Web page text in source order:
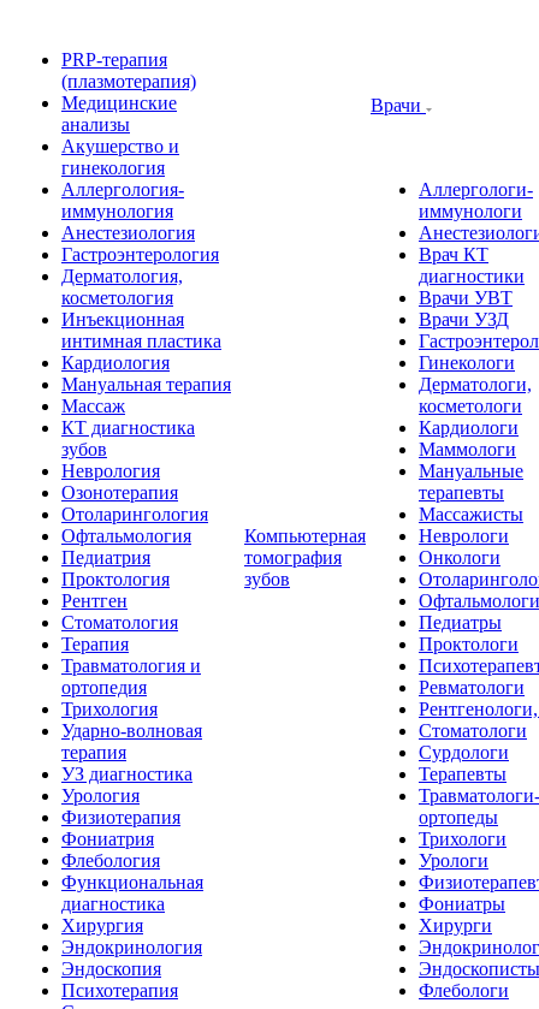
PRP-терапия
(плазмотерапия)
Медицинские
анализы
Акушерство и
гинекология
Аллергология-
иммунология
Анестезиология
Гастроэнтерология
Дерматология,
косметология
Инъекционная
интимная пластика
Кардиология
Мануальная терапия
Массаж
КТ диагностика
зубов
Неврология
Озонотерапия
Отоларингология
Офтальмология
Педиатрия
Проктология
Рентген
Стоматология
Терапия
Травматология и
ортопедия
Трихология
Ударно-волновая
терапия
УЗ диагностика
Урология
Физиотерапия
Фониатрия
Флебология
Функциональная
диагностика
Хирургия
Эндокринология
Эндоскопия
Психотерапия
Компьютерная
томография
зубов
Врачи
Аллергологи-
иммунологи
Врач КТ
диагностики
Врачи УВТ
Врачи УЗД
Гинекологи
Дерматологи,
косметологи
Кардиологи
Маммологи
Мануальные
терапевты
Массажисты
Неврологи
Онкологи
Офтальмологи
Педиатры
Проктологи
Ревматологи
Стоматологи
Сурдологи
Терапевты
Травматологи-
ортопеды
Трихологи
Урологи
Фониатры
Хирурги
Эндоскописты
Флебологи